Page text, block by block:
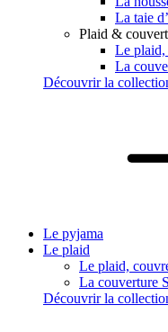
La taie
Plaid &
Le
La
Découvrir la
Le pyjama
Le plaid
Le plaid,
La couverture
Découvrir la